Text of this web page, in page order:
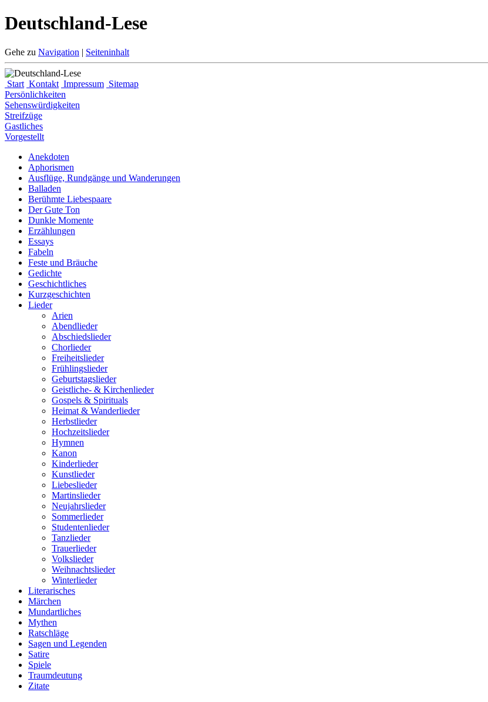
Deutschland-Lese
Gehe zu Navigation | Seiteninhalt
Start Kontakt Impressum Sitemap
Persönlichkeiten
Sehenswürdigkeiten
Streifzüge
Gastliches
Vorgestellt
Anekdoten
Aphorismen
Ausflüge, Rundgänge und Wanderungen
Balladen
Berühmte Liebespaare
Der Gute Ton
Dunkle Momente
Erzählungen
Essays
Fabeln
Feste und Bräuche
Gedichte
Geschichtliches
Kurzgeschichten
Lieder
Arien
Abendlieder
Abschiedslieder
Chorlieder
Freiheitslieder
Frühlingslieder
Geburtstagslieder
Geistliche- & Kirchenlieder
Gospels & Spirituals
Heimat & Wanderlieder
Herbstlieder
Hochzeitslieder
Hymnen
Kanon
Kinderlieder
Kunstlieder
Liebeslieder
Martinslieder
Neujahrslieder
Sommerlieder
Studentenlieder
Tanzlieder
Trauerlieder
Volkslieder
Weihnachtslieder
Winterlieder
Literarisches
Märchen
Mundartliches
Mythen
Ratschläge
Sagen und Legenden
Satire
Spiele
Traumdeutung
Zitate